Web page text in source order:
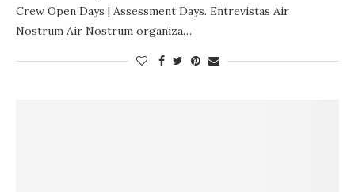
Crew Open Days | Assessment Days. Entrevistas Air
Nostrum Air Nostrum organiza…